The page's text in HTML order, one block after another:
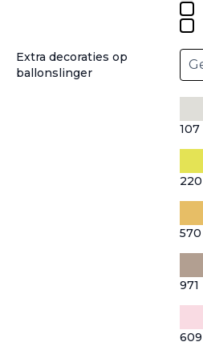
Extra decoraties op
ballonslinger
107
220
570
971
609